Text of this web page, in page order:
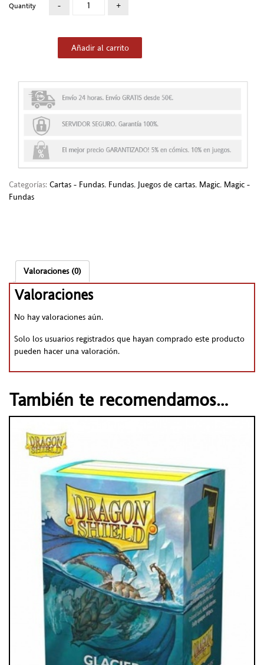
Quantity
Añadir al carrito
Categorías: Cartas - Fundas, Fundas, Juegos de cartas, Magic, Magic -
Fundas
Valoraciones (0)
Valoraciones
No hay valoraciones aún.
Solo los usuarios registrados que hayan comprado este producto
pueden hacer una valoración.
También te recomendamos…